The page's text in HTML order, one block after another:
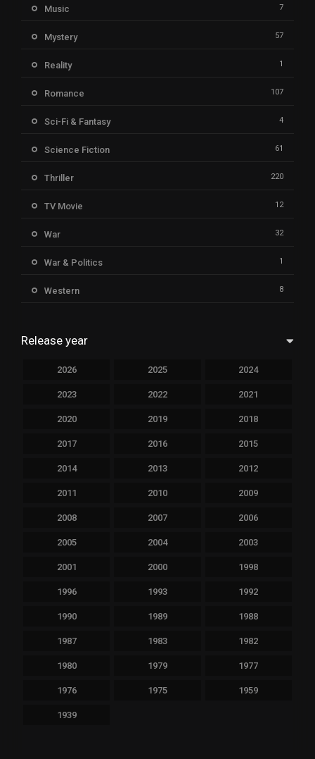
Music 7
Mystery 57
Reality 1
Romance 107
Sci-Fi & Fantasy 4
Science Fiction 61
Thriller 220
TV Movie 12
War 32
War & Politics 1
Western 8
Release year
2026 2025 2024
2023 2022 2021
2020 2019 2018
2017 2016 2015
2014 2013 2012
2011 2010 2009
2008 2007 2006
2005 2004 2003
2001 2000 1998
1996 1993 1992
1990 1989 1988
1987 1983 1982
1980 1979 1977
1976 1975 1959
1939